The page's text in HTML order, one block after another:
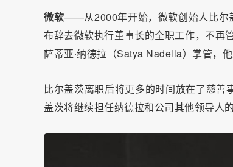
微软——从2000年开始，微软创始人比尔
布辞去微软执行董事长的全职工作，不再
萨蒂亚·纳德拉（Satya Nadella）掌管，
比尔盖茨离职后将更多的时间放在了慈
盖茨将继续担任纳德拉和公司其他领导人